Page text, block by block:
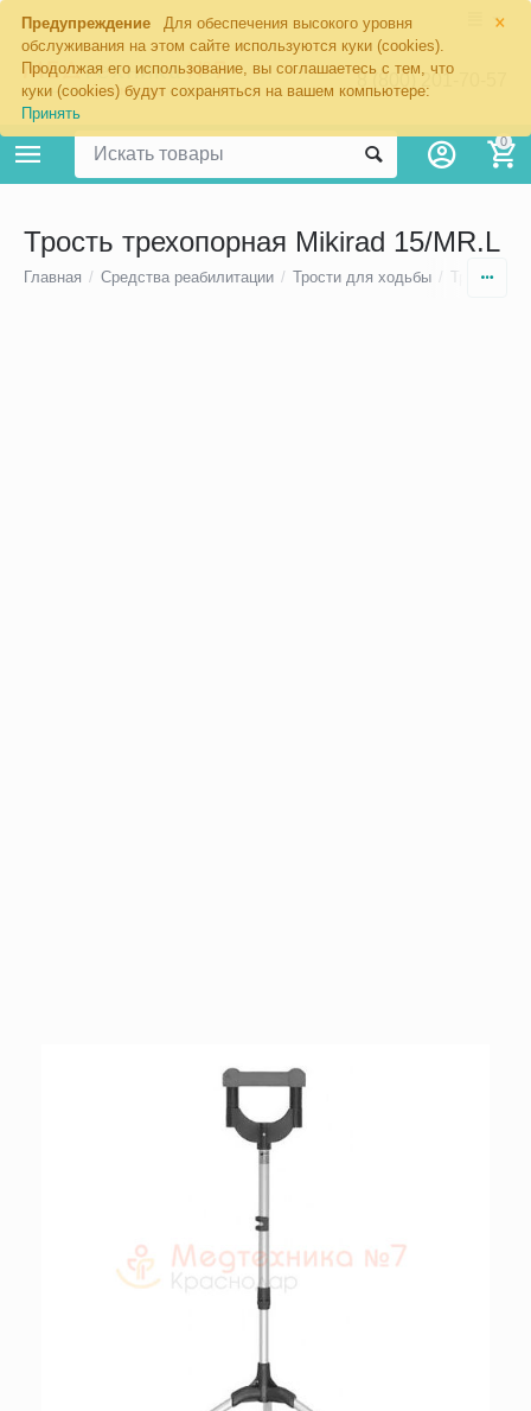
×
Предупреждение
Для обеспечения высокого уровня
обслуживания на этом сайте используются куки (cookies).
Продолжая его использование, вы соглашаетесь с тем, что
куки (cookies) будут сохраняться на вашем компьютере:
Принять
8 (800) 201-70-57
0
Трость трехопорная Mikirad 15/MR.L
Главная / Средства реабилитации / Трости для ходьбы / Трости